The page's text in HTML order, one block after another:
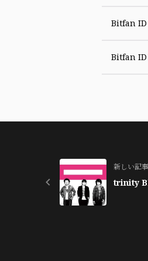
Bitfan ID
Bitfan ID
新しい記事
trinity